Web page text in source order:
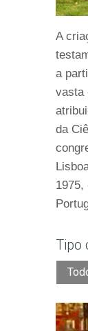
A
a
vasta
da
1975,
Tipo